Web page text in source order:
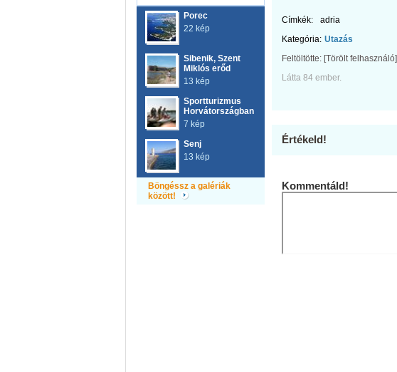
Porec
22 kép
Sibenik, Szent
Miklós erőd
13 kép
Sportturizmus
Horvátországban
7 kép
Senj
13 kép
Böngéssz a galériák
között!
Címkék:
adria
Kategória: Utazás
Feltöltötte: [Törölt felhasználó]
Látta 84 ember.
Értékeld!
Kommentáld!